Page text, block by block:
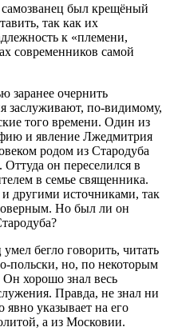
самозванец был крещёный
так как их
к «племени,
современников самой
заранее очернить
заслуживают, по-видимому,
того времени. Один из
и явление Лжедмитрия
родом из Стародуба
он переселился в
в семье священника.
и другими источниками, так
Но был ли он
бегло говорить, читать
польски, но, по некоторым
Он хорошо знал весь
Правда, не знал ни
явно указывает на его
а из Московии.